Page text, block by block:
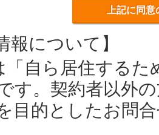
上記に同
報について】
「自ら居住する
す。契約者以外
目的としたお問